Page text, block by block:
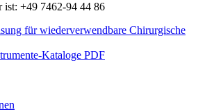
ist: +49 7462-94 44 86
für wiederverwendbare Chirurgische
Kataloge PDF